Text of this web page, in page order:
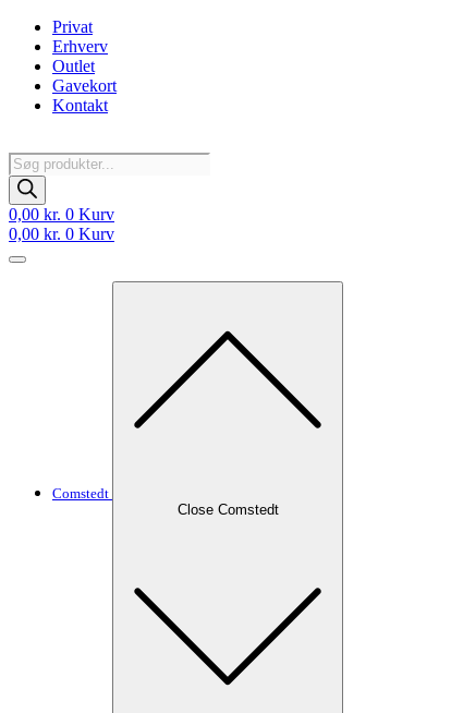
Videre
indhold
Privat
Erhverv
Outlet
Gavekort
Kontakt
Products
search
0,00 kr. 0 Kurv
0,00 kr. 0 Kurv
Comstedt
Close Comstedt